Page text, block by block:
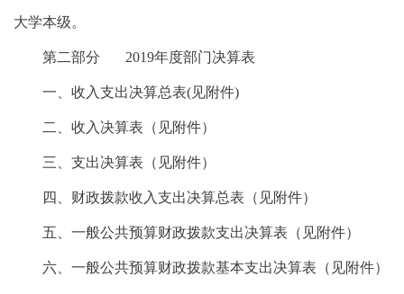
大学本级。
第二部分 2019年度部门决算表
一、收入支出决算总表(见附件)
二、收入决算表（见附件）
三、支出决算表（见附件）
四、财政拨款收入支出决算总表（见附件）
五、一般公共预算财政拨款支出决算表（见附件）
六、一般公共预算财政拨款基本支出决算表（见附件）